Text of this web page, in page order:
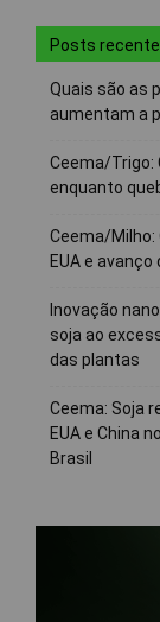
Posts
Quais são as
aumentam a
Ceema/Trigo:
enquanto
Ceema/Milho:
EUA e
Inovação
soja ao
das plantas
Ceema: Soja
EUA e China
Brasil